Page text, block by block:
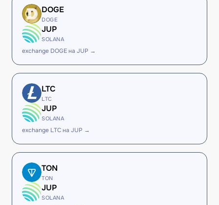
DOGE
DOGE
JUP
SOLANA
exchange DOGE на JUP →
LTC
LTC
JUP
SOLANA
exchange LTC на JUP →
TON
TON
JUP
SOLANA